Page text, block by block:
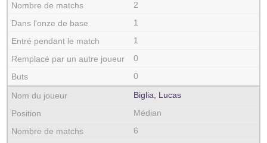
2
1
1
0
0
Biglia, Lucas
Médian
6